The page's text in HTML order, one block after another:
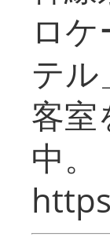
ロ
テ
客室
中。